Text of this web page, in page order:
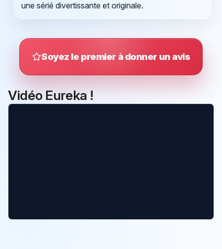
une sérié divertissante et originale.
Soyez le premier à donner un avis
Vidéo Eureka !